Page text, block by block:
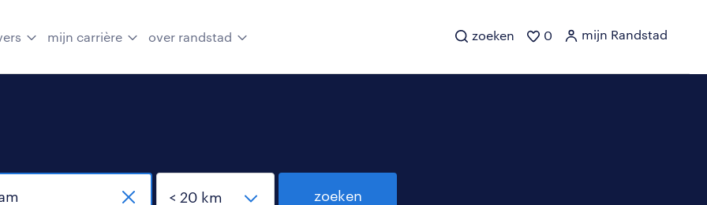
mijn carrière over randstad zoeken 0 mijn Randstad
zoeken